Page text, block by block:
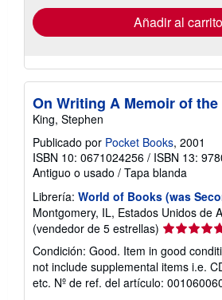
envío
Añadir al carrito
On Writing A Memoir of the
King, Stephen
Publicado por Pocket Books, 2001
ISBN 10: 0671024256 / ISBN 13:
Antiguo o usado / Tapa blanda
Librería: World of Books (was
Montgomery, IL, Estados Unidos de
(vendedor de 5 estrellas) Calificación
vendedor:
5
de
Condición: Good. Item in good
not include supplemental items i.e.
etc. Nº de ref. del artículo: